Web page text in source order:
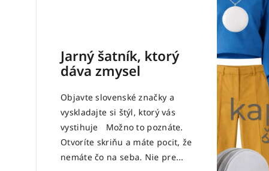
Jarný šatník, ktorý
dáva zmysel
Objavte slovenské značky a
vyskladajte si štýl, ktorý vás
vystihuje Možno to poznáte.
Otvoríte skriňu a máte pocit, že
nemáte čo na seba. Nie pre...